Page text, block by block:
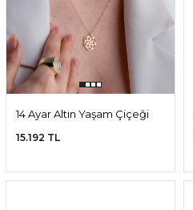
14 Ayar Altın Yaşam Çiçeği
15.192 TL